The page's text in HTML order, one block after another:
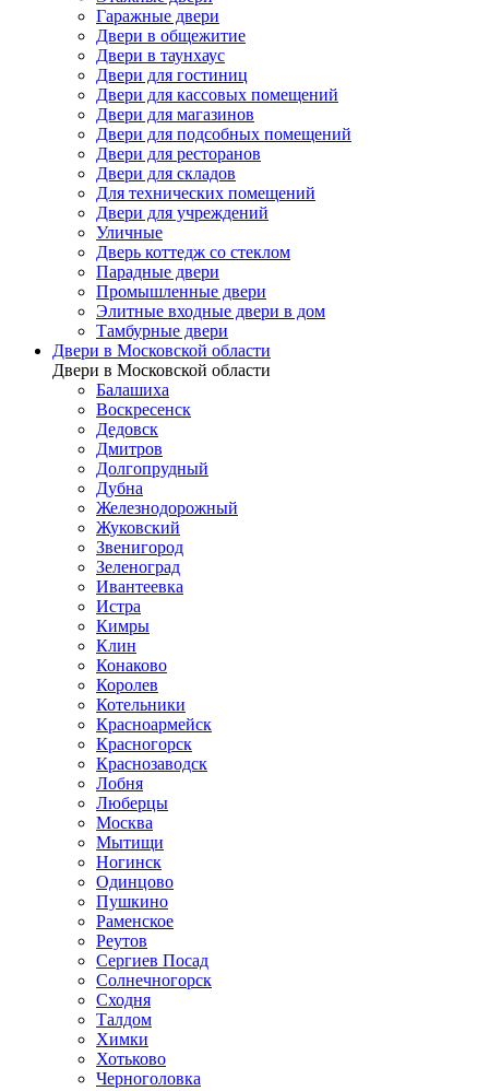
Гаражные двери
Двери в общежитие
Двери в таунхаус
Двери для гостиниц
Двери для кассовых помещений
Двери для магазинов
Двери для подсобных помещений
Двери для ресторанов
Двери для складов
Для технических помещений
Двери для учреждений
Уличные
Дверь коттедж со стеклом
Парадные двери
Промышленные двери
Элитные входные двери в дом
Тамбурные двери
Двери в Московской области
Двери в Московской области
Балашиха
Воскресенск
Дедовск
Дмитров
Долгопрудный
Дубна
Железнодорожный
Жуковский
Звенигород
Зеленоград
Ивантеевка
Истра
Кимры
Клин
Конаково
Королев
Котельники
Красноармейск
Красногорск
Краснозаводск
Лобня
Люберцы
Москва
Мытищи
Ногинск
Одинцово
Пушкино
Раменское
Реутов
Сергиев Посад
Солнечногорск
Сходня
Талдом
Химки
Хотьково
Черноголовка